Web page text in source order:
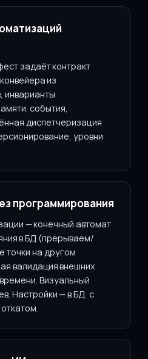
задаёт контракт
из
инварианты
события,
диспетчеризация
уровни
программирования
— конечный автомат
в БД (прерываем/
точки на другом
валидация внешних
Визуальный
Настройки — в БД, с